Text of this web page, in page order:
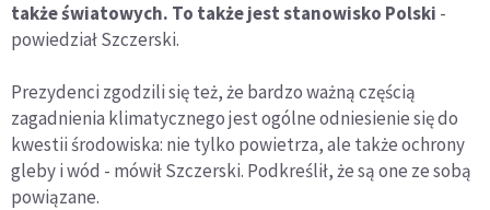
także światowych. To także jest stanowisko Polski -
powiedział Szczerski.
Prezydenci zgodzili się też, że bardzo ważną częścią
zagadnienia klimatycznego jest ogólne odniesienie się do
kwestii środowiska: nie tylko powietrza, ale także ochrony
gleby i wód - mówił Szczerski. Podkreślił, że są one ze sobą
powiązane.